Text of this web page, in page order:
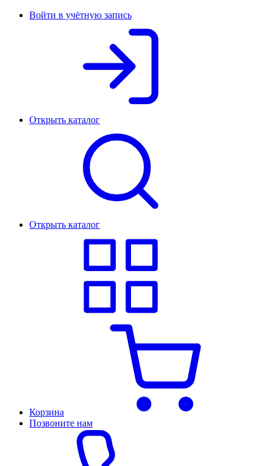
Войти в учётную запись
Открыть каталог
Открыть каталог
Корзина
Позвоните нам